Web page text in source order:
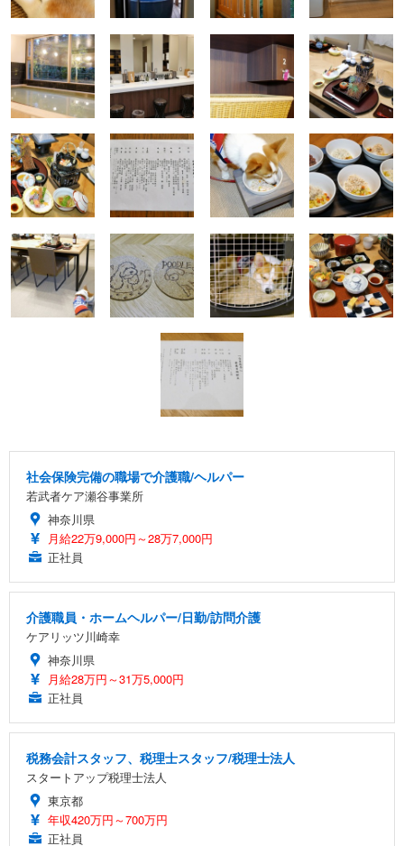
社会保険完備の職場で介護職/ヘルパー
若武者ケア瀬谷事業所
神奈川県
月給22万9,000円～28万7,000円
正社員
介護職員・ホームヘルパー/日勤/訪問介護
ケアリッツ川崎幸
神奈川県
月給28万円～31万5,000円
正社員
税務会計スタッフ、税理士スタッフ/税理士法人
スタートアップ税理士法人
東京都
年収420万円～700万円
正社員